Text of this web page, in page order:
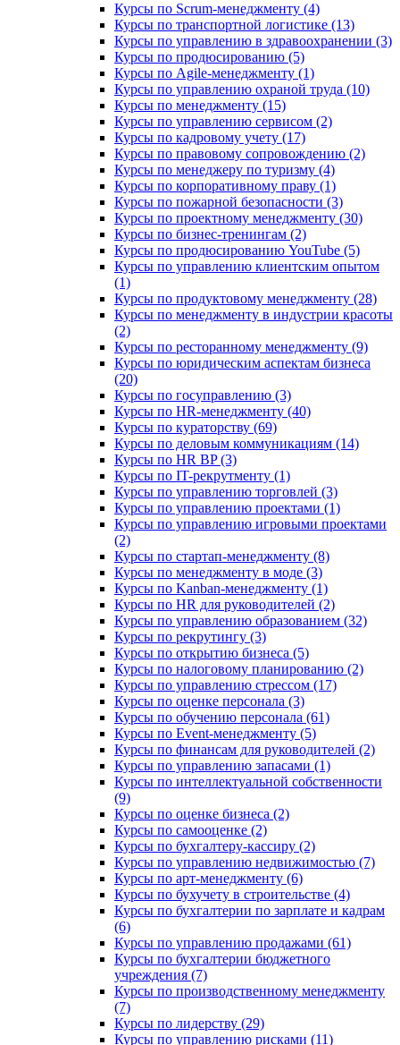
Курсы по Scrum-менеджменту (4)
Курсы по транспортной логистике (13)
Курсы по управлению в здравоохранении (3)
Курсы по продюсированию (5)
Курсы по Agile-менеджменту (1)
Курсы по управлению охраной труда (10)
Курсы по менеджменту (15)
Курсы по управлению сервисом (2)
Курсы по кадровому учету (17)
Курсы по правовому сопровождению (2)
Курсы по менеджеру по туризму (4)
Курсы по корпоративному праву (1)
Курсы по пожарной безопасности (3)
Курсы по проектному менеджменту (30)
Курсы по бизнес-тренингам (2)
Курсы по продюсированию YouTube (5)
Курсы по управлению клиентским опытом
(1)
Курсы по продуктовому менеджменту (28)
Курсы по менеджменту в индустрии красоты
(2)
Курсы по ресторанному менеджменту (9)
Курсы по юридическим аспектам бизнеса
(20)
Курсы по госуправлению (3)
Курсы по HR-менеджменту (40)
Курсы по кураторству (69)
Курсы по деловым коммуникациям (14)
Курсы по HR BP (3)
Курсы по IT-рекрутменту (1)
Курсы по управлению торговлей (3)
Курсы по управлению проектами (1)
Курсы по управлению игровыми проектами
(2)
Курсы по стартап-менеджменту (8)
Курсы по менеджменту в моде (3)
Курсы по Kanban-менеджменту (1)
Курсы по HR для руководителей (2)
Курсы по управлению образованием (32)
Курсы по рекрутингу (3)
Курсы по открытию бизнеса (5)
Курсы по налоговому планированию (2)
Курсы по управлению стрессом (17)
Курсы по оценке персонала (3)
Курсы по обучению персонала (61)
Курсы по Event-менеджменту (5)
Курсы по финансам для руководителей (2)
Курсы по управлению запасами (1)
Курсы по интеллектуальной собственности
(9)
Курсы по оценке бизнеса (2)
Курсы по самооценке (2)
Курсы по бухгалтеру-кассиру (2)
Курсы по управлению недвижимостью (7)
Курсы по арт-менеджменту (6)
Курсы по бухучету в строительстве (4)
Курсы по бухгалтерии по зарплате и кадрам
(6)
Курсы по управлению продажами (61)
Курсы по бухгалтерии бюджетного
учреждения (7)
Курсы по производственному менеджменту
(7)
Курсы по лидерству (29)
Курсы по управлению рисками (11)